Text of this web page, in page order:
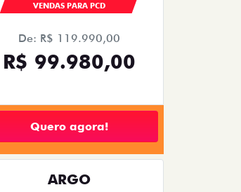
VENDAS PARA PCD
De: R$ 119.990,00
R$ 99.980,00
Quero agora!
ARGO